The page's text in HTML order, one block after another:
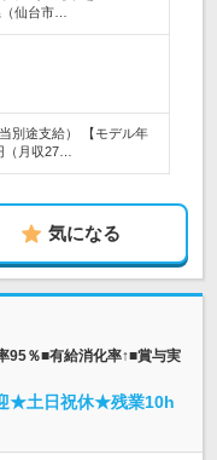
仙台市…
別途支給） 【モデル年
（月収27…
気になる
95％■有給消化率↑■賞与実
★土日祝休★残業10h